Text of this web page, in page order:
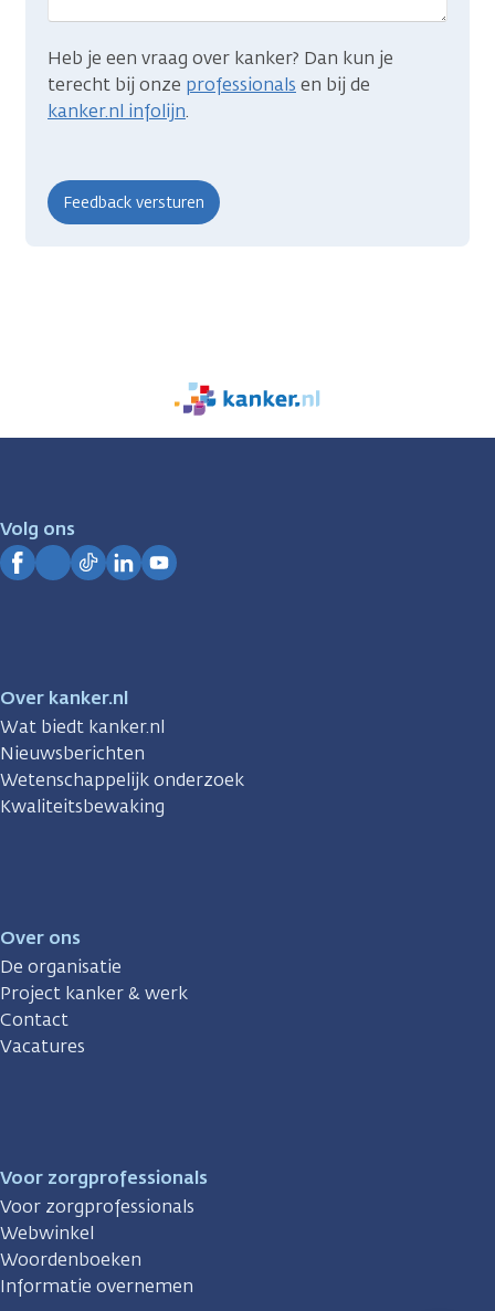
Heb je een vraag over kanker? Dan kun je
terecht bij onze professionals en bij de
kanker.nl infolijn.
We
zijn
Volg ons
Over kanker.nl
Wat biedt kanker.nl
Nieuwsberichten
Wetenschappelijk onderzoek
Kwaliteitsbewaking
Over ons
De organisatie
Project kanker & werk
Contact
Vacatures
Voor zorgprofessionals
Voor zorgprofessionals
Webwinkel
Woordenboeken
Informatie overnemen